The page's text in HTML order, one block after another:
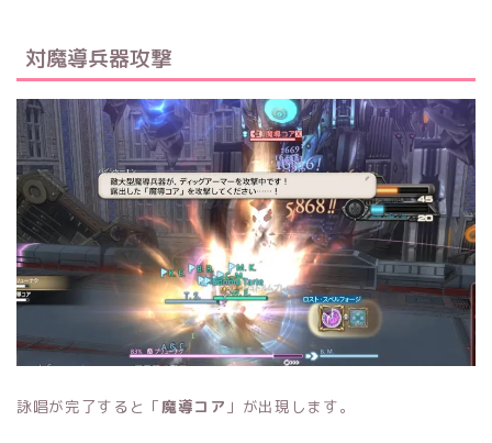
対魔導兵器攻撃
詠唱が完了すると「魔導コア 」が出現します。